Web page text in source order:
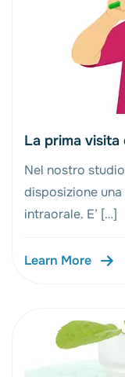
La prima
Nel nostro
disposizione
intraorale. E’ […]
Learn More